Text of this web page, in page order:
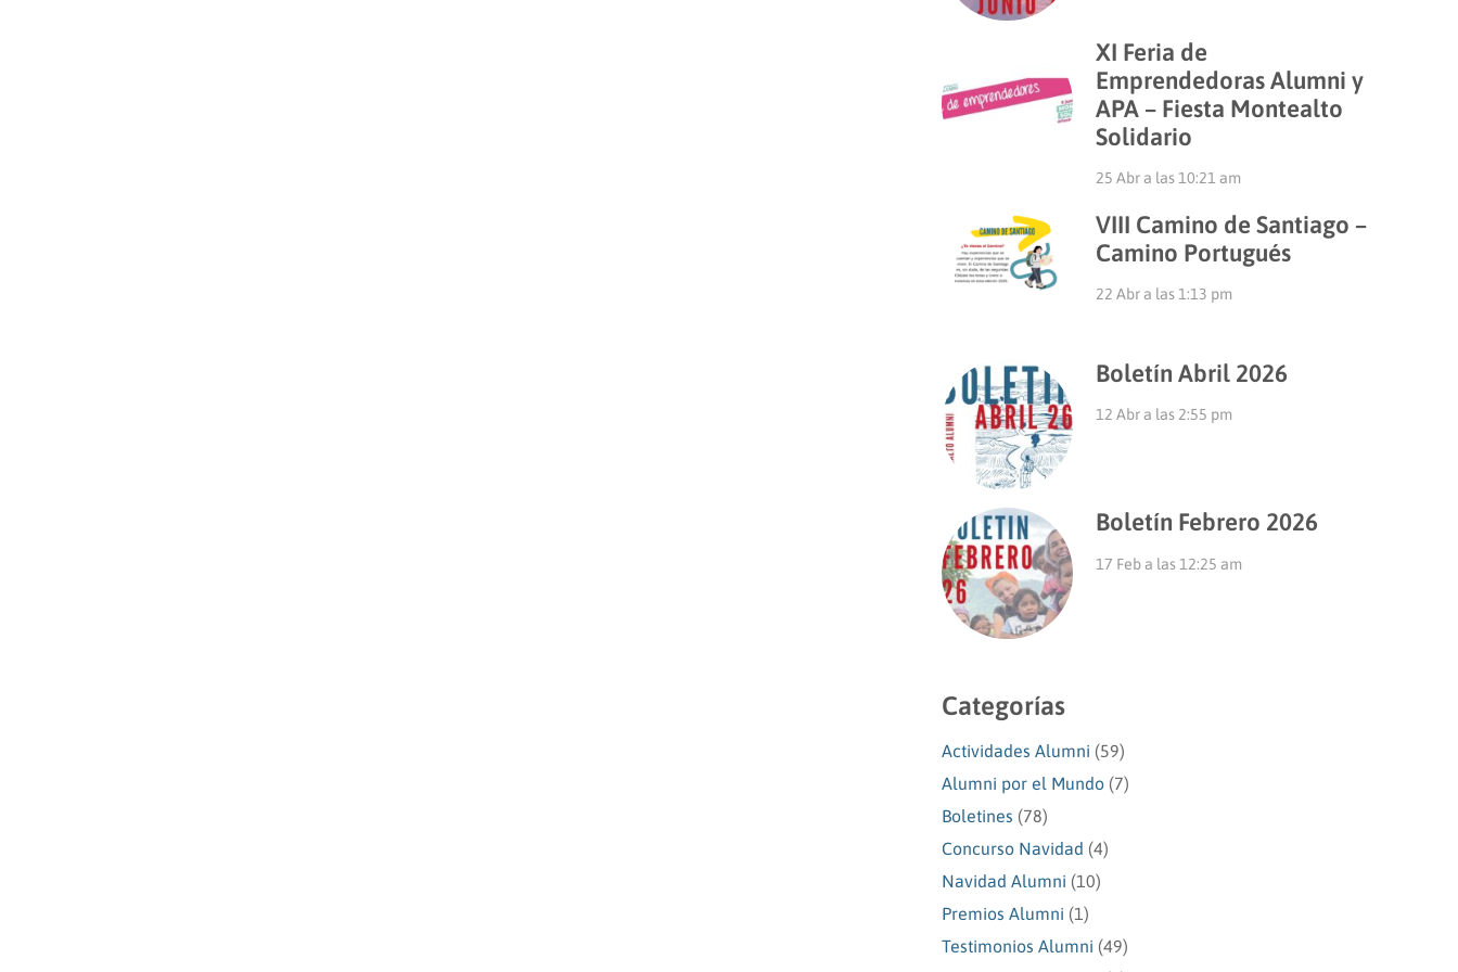
XI Feria de
Emprendedoras Alumni y
APA – Fiesta Montealto
Solidario
25 Abr a las 10:21 am
VIII Camino de Santiago –
Camino Portugués
22 Abr a las 1:13 pm
Boletín Abril 2026
12 Abr a las 2:55 pm
Boletín Febrero 2026
17 Feb a las 12:25 am
Categorías
Actividades Alumni (59)
Alumni por el Mundo (7)
Boletines (78)
Concurso Navidad (4)
Navidad Alumni (10)
Premios Alumni (1)
Testimonios Alumni (49)